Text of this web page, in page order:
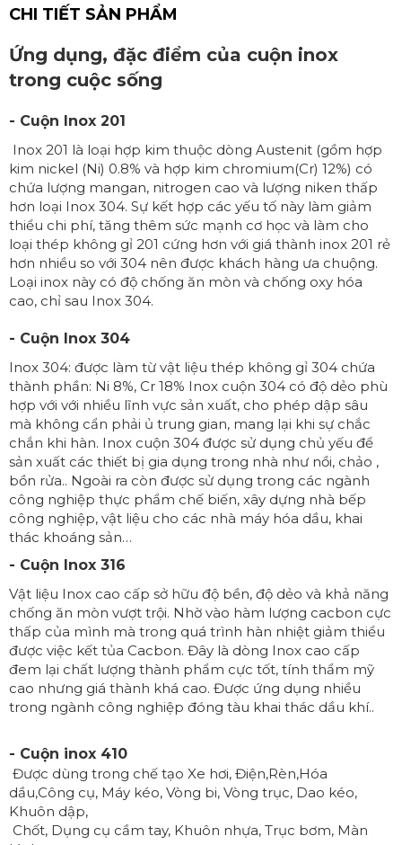
CHI TIẾT SẢN PHẨM
Ứng dụng, đặc điểm của cuộn inox
trong cuộc sống
- Cuộn Inox 201
Inox 201 là loại hợp kim thuộc dòng Austenit (gồm hợp
kim nickel (Ni) 0.8% và hợp kim chromium(Cr) 12%) có
chứa lượng mangan, nitrogen cao và lượng niken thấp
hơn loại Inox 304. Sự kết hợp các yếu tố này làm giảm
thiểu chi phí, tăng thêm sức mạnh cơ học và làm cho
loại thép không gỉ 201 cứng hơn với giá thành inox 201 rẻ
hơn nhiều so với 304 nên được khách hàng ưa chuộng.
Loại inox này có độ chống ăn mòn và chống oxy hóa
cao, chỉ sau Inox 304.
- Cuộn Inox 304
Inox 304: được làm từ vật liệu thép không gỉ 304 chứa
thành phần: Ni 8%, Cr 18% Inox cuộn 304 có độ dẻo phù
hợp với với nhiều lĩnh vực sản xuất, cho phép dập sâu
mà không cẩn phải ủ trung gian, mang lại khi sự chắc
chắn khi hàn. Inox cuộn 304 được sử dụng chủ yếu để
sản xuất các thiết bị gia dụng trong nhà như nồi, chảo ,
bồn rửa.. Ngoài ra còn được sử dụng trong các ngành
công nghiệp thực phẩm chế biến, xây dựng nhà bếp
công nghiệp, vật liệu cho các nhà máy hóa dầu, khai
thác khoáng sản…
- Cuộn Inox 316
Vật liệu Inox cao cấp sở hữu độ bền, độ dẻo và khả năng
chống ăn mòn vượt trội. Nhờ vào hàm lượng cacbon cực
thấp của mình mà trong quá trình hàn nhiệt giảm thiểu
được việc kết tủa Cacbon. Đây là dòng Inox cao cấp
đem lại chất lượng thành phẩm cực tốt, tính thẩm mỹ
cao nhưng giá thành khá cao. Được ứng dụng nhiều
trong ngành công nghiệp đóng tàu khai thác dầu khí..
- Cuộn inox 410
Được dùng trong chế tạo Xe hơi, Điện,Rèn,Hóa
dầu,Công cụ, Máy kéo, Vòng bi, Vòng trục, Dao kéo,
Khuôn dập,
Chốt, Dụng cụ cầm tay, Khuôn nhựa, Trục bơm, Màn